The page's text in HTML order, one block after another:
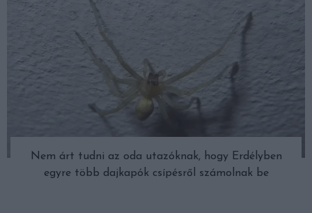
Nem árt tudni az oda utazóknak, hogy Erdélyben
egyre több dajkapók csípésről számolnak be